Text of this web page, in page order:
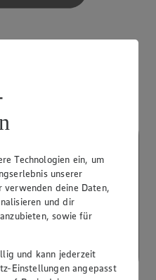
Technologien ein, um
unserer
verwenden deine Daten,
und dir
sowie für
und kann jederzeit
Einstellungen angepasst